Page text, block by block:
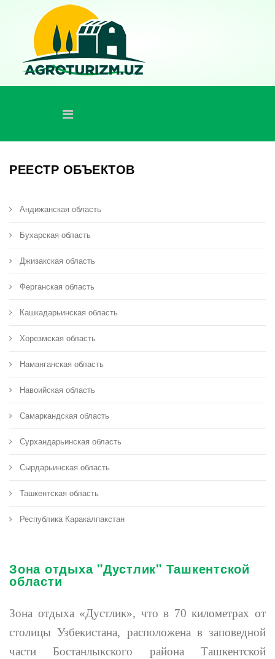
РЕЕСТР ОБЪЕКТОВ
Андижанская область
Бухарская область
Джизакская область
Ферганская область
Кашкадарьинская область
Хорезмская область
Наманганская область
Навоийская область
Самаркандская область
Сурхандарьинская область
Сырдарьинская область
Ташкентская область
Республика Каракалпакстан
Зона отдыха "Дустлик" Ташкентской
области
Зона отдыха «Дустлик», что в 70 километрах от
столицы Узбекистана, расположена в заповедной
части Бостанлыкского района Ташкентской